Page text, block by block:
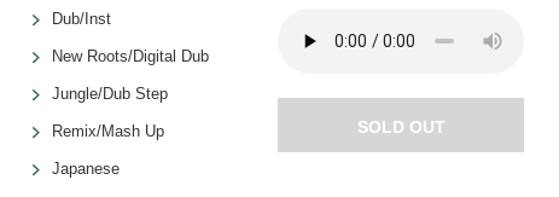
SOLD OUT
Dub/Inst
New Roots/Digital Dub
Jungle/Dub Step
Remix/Mash Up
Japanese